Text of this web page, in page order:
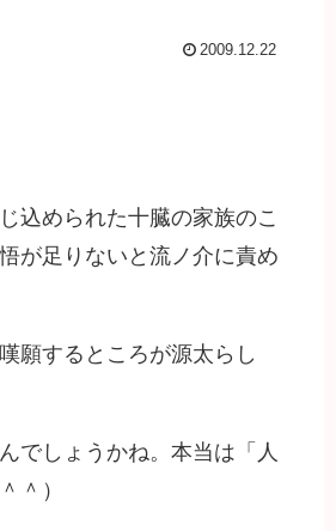
2009.12.22
込められた十臓の家族のこ
が足りないと流ノ介に責め
願するところが源太らし
でしょうかね。本当は「人
＾）